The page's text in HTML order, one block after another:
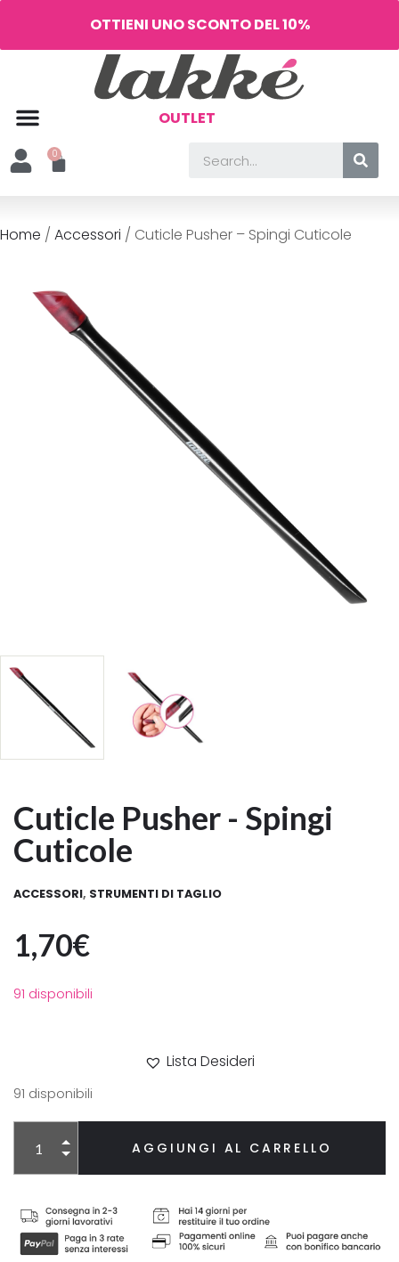
OTTIENI UNO SCONTO DEL 10%
OUTLET
Home / Accessori / Cuticle Pusher – Spingi Cuticole
Cuticle Pusher - Spingi
Cuticole
ACCESSORI, STRUMENTI DI TAGLIO
1,70€
91 disponibili
Lista Desideri
91 disponibili
AGGIUNGI AL CARRELLO